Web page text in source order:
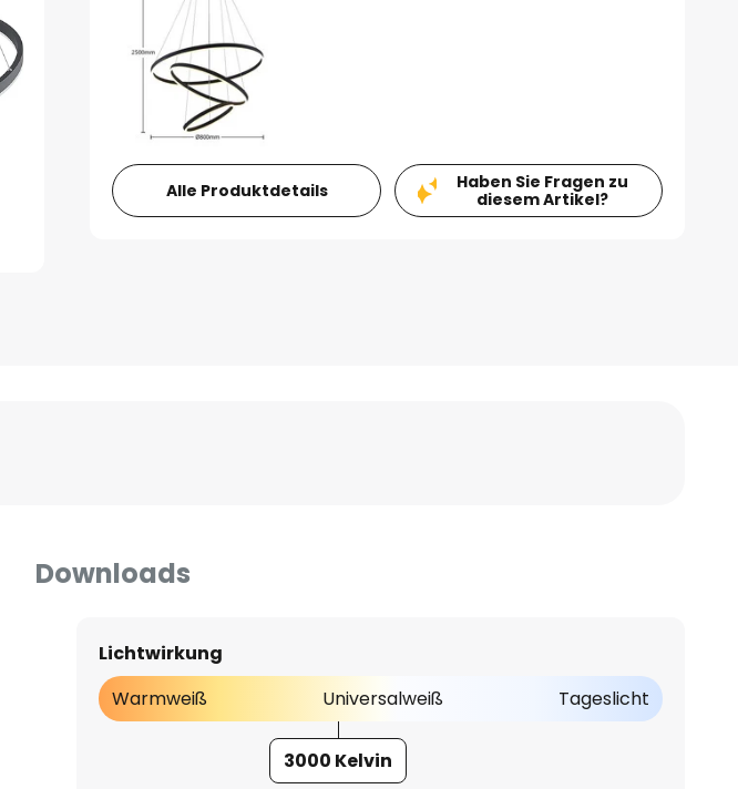
Alle Produktdetails
Haben Sie Fragen zu
diesem Artikel?
Downloads
Lichtwirkung
Warmweiß
Universalweiß Tageslicht
3000 Kelvin